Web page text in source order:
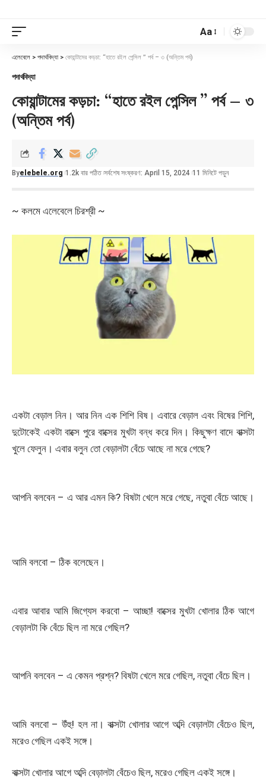
Aa
এলেবেলে > পদার্থবিদ্যা > কোয়ান্টামের কড়চা: “হাতে রইল পেন্সিল ” পর্ব – ৩ (অন্তিম পর্ব)
পদার্থবিদ্যা
কোয়ান্টামের কড়চা: “হাতে রইল পেন্সিল ” পর্ব – ৩
(অন্তিম পর্ব)
Byelebele.org 1.2k বার পঠিত সর্বশেষ সংষ্করণ: April 15, 2024 11 মিনিটে পড়ুন
~ কলমে এলেবেলে চিরশ্রী ~
একটা বেড়াল নিন। আর নিন এক শিশি বিষ। এবারে বেড়াল এবং বিষের শিশি,
দুটোকেই একটা বাক্সে পুরে বাক্সের মুখটা বন্ধ করে দিন। কিছুক্ষণ বাদে বাক্সটা
খুলে ফেলুন। এবার বলুন তো বেড়ালটা বেঁচে আছে না মরে গেছে?
আপনি বলবেন – এ আর এমন কি? বিষটা খেলে মরে গেছে, নতুবা বেঁচে আছে।
আমি বলবো – ঠিক বলেছেন।
এবার আবার আমি জিগ্যেস করবো – আচ্ছা! বাক্সের মুখটা খোলার ঠিক আগে
বেড়ালটা কি বেঁচে ছিল না মরে গেছিল?
আপনি বলবেন – এ কেমন প্রশ্ন? বিষটা খেলে মরে গেছিল, নতুবা বেঁচে ছিল।
আমি বলবো – উঁহু! হল না। বাক্সটা খোলার আগে অব্দি বেড়ালটা বেঁচেও ছিল,
মরেও গেছিল একই সঙ্গে।
বাক্সটা খোলার আগে অব্দি বেড়ালটা বেঁচেও ছিল, মরেও গেছিল একই সঙ্গে।